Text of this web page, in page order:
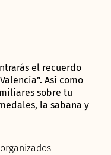
el recuerdo
Así como
sobre tu
la sabana y